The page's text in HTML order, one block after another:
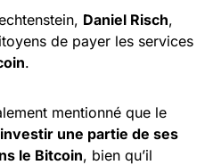
Daniel Risch,
de payer les services
.
mentionné que le
investir une partie de ses
le Bitcoin, bien qu’il